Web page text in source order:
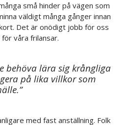
små hinder på vägen som
väldigt många gånger innan
Det är onödigt jobb för oss
våra frilansar.
behöva lära sig krångliga
på lika villkor som
med fast anställning. Folk